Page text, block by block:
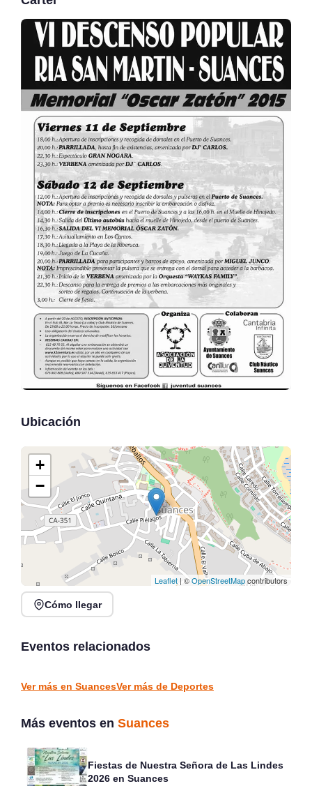
Ubicación
+
−
Leaflet | ©OpenStreetMapcontributors
Cómo llegar
Eventos relacionados
V Concentración Motera
Piélagos 2026
Polanco
Ver más en SuancesVer más de Deportes
Más eventos en Suances
Fiestas de Nuestra Señora de Las Lindes
2026 en Suances